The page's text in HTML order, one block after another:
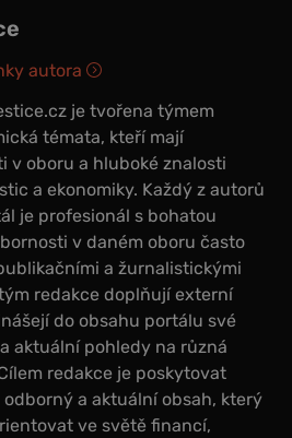
je tvořena týmem
témata, kteří mají
v oboru a hluboké znalosti
a ekonomiky. Každý z autorů
je profesionál s bohatou
v daném oboru často
a žurnalistickými
redakce doplňují externí
do obsahu portálu své
aktuální pohledy na různá
redakce je poskytovat
a aktuální obsah, který
ve světě financí,
autora